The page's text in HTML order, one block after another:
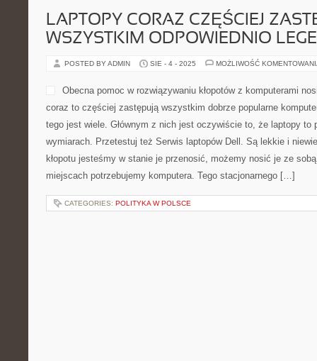
LAPTOPY CORAZ CZĘŚCIEJ
WSZYSTKIM ODPOWIEDNIO
POSTED BY ADMIN SIE - 4 - 2025 MOŻLIWOŚĆ
Obecna pomoc w rozwiązywaniu kłopotów z komputerami
coraz to częściej zastępują wszystkim dobrze popularne
tego jest wiele. Głównym z nich jest oczywiście to, że laptopy to
wymiarach. Przetestuj też Serwis laptopów Dell. Są lekkie i
kłopotu jesteśmy w stanie je przenosić, możemy nosić je ze
miejscach potrzebujemy komputera. Tego stacjonarnego […]
CATEGORIES: POLITYKA W POLSCE